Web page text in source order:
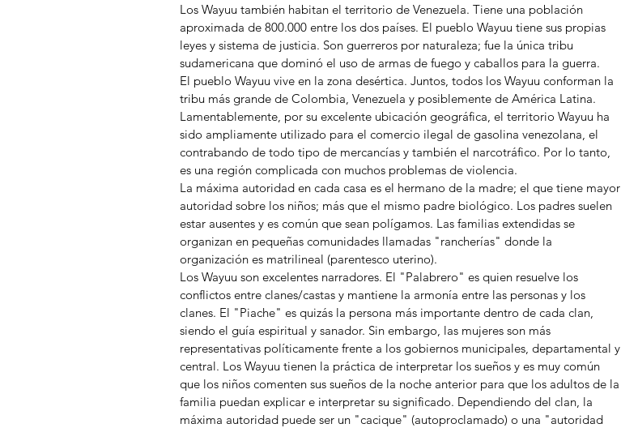
Los Wayuu también habitan el territorio de Venezuela. Tiene una población
aproximada de 800.000 entre los dos países. El pueblo Wayuu tiene sus propias
leyes y sistema de justicia. Son guerreros por naturaleza; fue la única tribu
sudamericana que dominó el uso de armas de fuego y caballos para la guerra.
El pueblo Wayuu vive en la zona desértica. Juntos, todos los Wayuu conforman la
tribu más grande de Colombia, Venezuela y posiblemente de América Latina.
Lamentablemente, por su excelente ubicación geográfica, el territorio Wayuu ha
sido ampliamente utilizado para el comercio ilegal de gasolina venezolana, el
contrabando de todo tipo de mercancías y también el narcotráfico. Por lo tanto,
es una región complicada con muchos problemas de violencia.
La máxima autoridad en cada casa es el hermano de la madre; el que tiene mayor
autoridad sobre los niños; más que el mismo padre biológico. Los padres suelen
estar ausentes y es común que sean polígamos. Las familias extendidas se
organizan en pequeñas comunidades llamadas "rancherías" donde la
organización es matrilineal (parentesco uterino).
Los Wayuu son excelentes narradores. El "Palabrero" es quien resuelve los
conflictos entre clanes/castas y mantiene la armonía entre las personas y los
clanes. El "Piache" es quizás la persona más importante dentro de cada clan,
siendo el guía espiritual y sanador. Sin embargo, las mujeres son más
representativas políticamente frente a los gobiernos municipales, departamental y
central. Los Wayuu tienen la práctica de interpretar los sueños y es muy común
que los niños comenten sus sueños de la noche anterior para que los adultos de la
familia puedan explicar e interpretar su significado. Dependiendo del clan, la
máxima autoridad puede ser un "cacique" (autoproclamado) o una "autoridad